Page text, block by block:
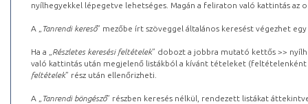
nyílhegyekkel lépegetve lehetséges. Magán a feliraton való kattintás az
A „ Tanrendi kereső” mezőbe írt szöveggel általános keresést végezhet
Ha a „ Részletes keresési feltételek” dobozt a jobbra mutató kettős >>
való kattintás után megjelenő listákból a kívánt tételeket (feltételenként
feltételek” rész után ellenőrizheti.
A „ Tanrendi böngésző” részben keresés nélkül, rendezett listákat